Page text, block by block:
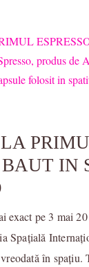
BAUT IN
exact pe 3 mai
Spaţială
în spaţiu.